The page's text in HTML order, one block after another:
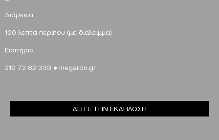
Διάρκεια
100 λεπτά περίπου (με διάλειμμα)
Eισιτήρια
210 72 82 333 ● megaron gr
ΔΕΙΤΕ ΤΗΝ ΕΚΔΗΛΩΣΗ